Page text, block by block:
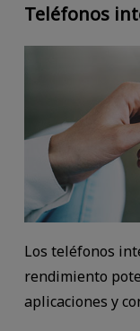
Teléfonos
Los teléfonos
rendimiento
aplicaciones y